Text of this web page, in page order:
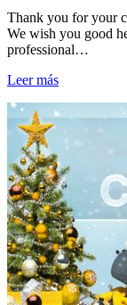
Thank you for your
We wish you good
professional…
Leer más